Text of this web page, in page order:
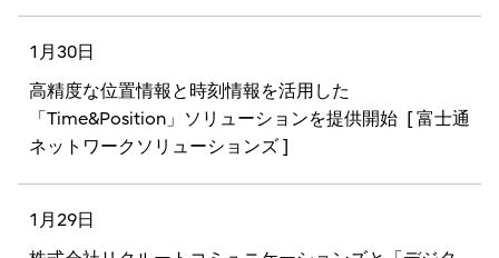
1月30日
高精度な位置情報と時刻情報を活用した
「Time&Position」ソリューションを提供開始
[ 富士通
ネットワークソリューションズ ]
1月29日